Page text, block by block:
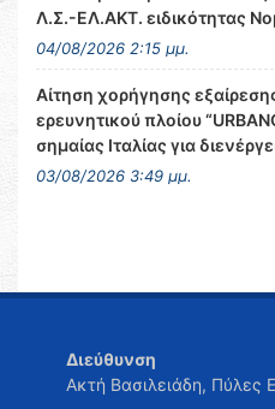
Λ.Σ.-ΕΛ.ΑΚΤ. ειδικότητας
04/08/2026 2:15 μμ.
Αίτηση χορήγησης
ερευνητικού πλοίου
σημαίας Ιταλίας για
03/08/2026 3:49 μμ.
Διεύθυνση
Ακτή Βασιλειάδη, Πύλες